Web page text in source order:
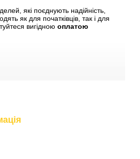
які поєднують надійність,
як для початківців, так і для
вигідною оплатою